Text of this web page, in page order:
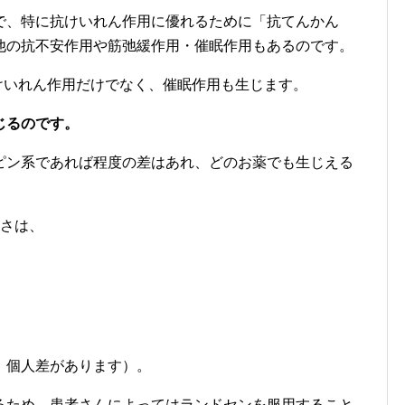
特に抗けいれん作用に優れるために「抗てんかん
抗不安作用や筋弛緩作用・催眠作用もあるのです。
れん作用だけでなく、催眠作用も生じます。
のです。
系であれば程度の差はあれ、どのお薬でも生じえる
は、
人差があります）。